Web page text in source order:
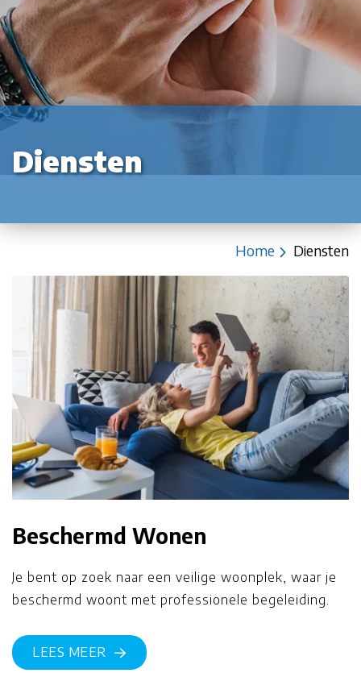
Diensten
Home Diensten
Beschermd Wonen
Je bent op zoek naar een veilige woonplek, waar je
beschermd woont met professionele begeleiding.
LEES MEER